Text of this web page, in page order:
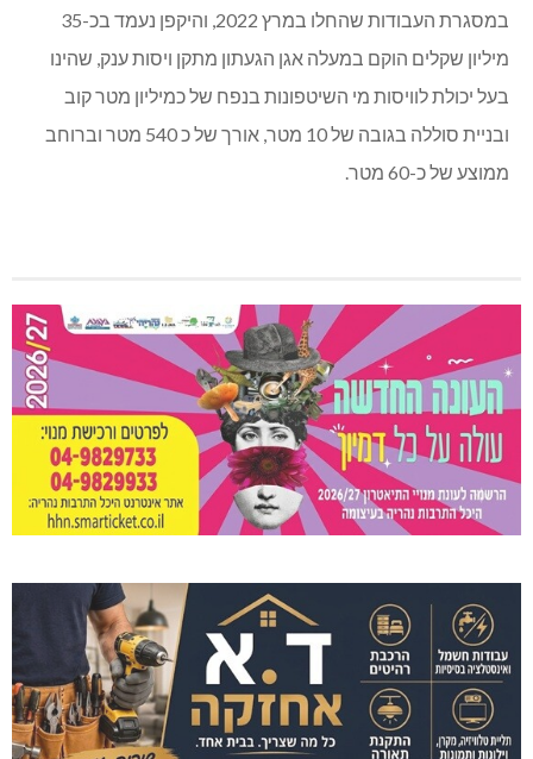
במסגרת העבודות שהחלו במרץ 2022, והיקפן נעמד בכ-35
מיליון שקלים הוקם במעלה אגן הגעתון מתקן ויסות ענק, שהינו
בעל יכולת לוויסות מי השיטפונות בנפח של כמיליון מטר קוב
ובניית סוללה בגובה של 10 מטר, אורך של כ 540 מטר וברוחב
ממוצע של כ-60 מטר.